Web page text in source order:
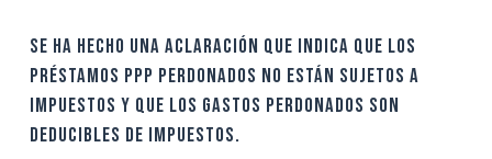
Se ha hecho una aclaración que indica que los
préstamos PPP perdonados no están sujetos a
impuestos y que los gastos perdonados son
deducibles de impuestos.